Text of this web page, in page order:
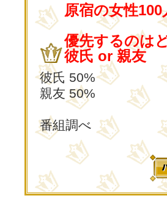
原宿の女性
優先するのは
彼氏 or 親友
彼氏 50%
親友 50%
番組調べ